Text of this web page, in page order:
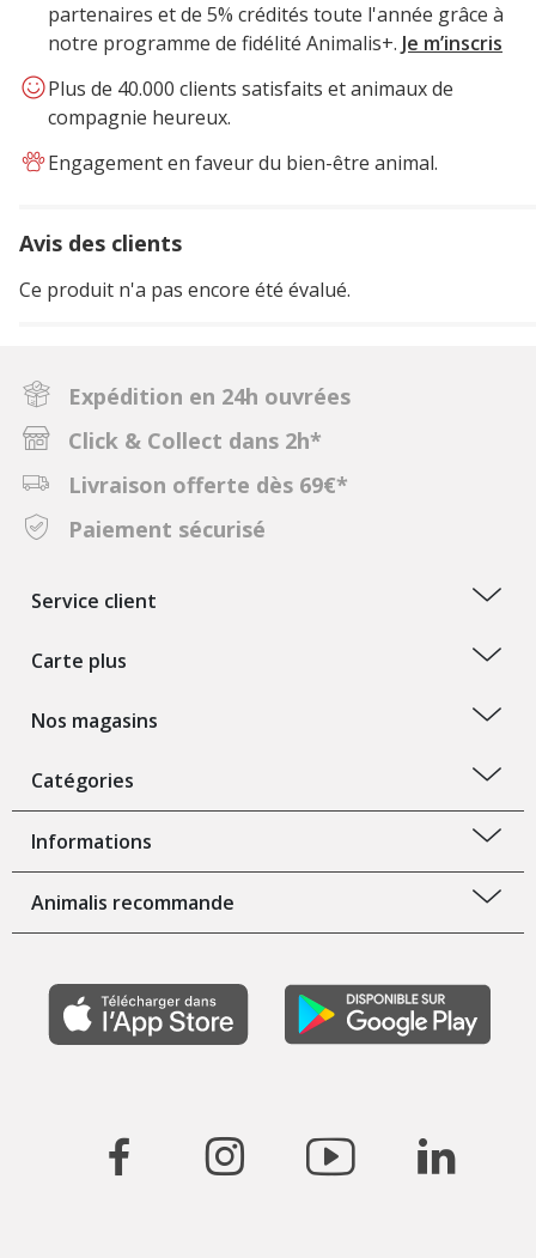
partenaires et de 5% crédités toute l'année grâce à
notre programme de fidélité Animalis+. Je m’inscris
Plus de 40.000 clients satisfaits et animaux de
compagnie heureux.
Engagement en faveur du bien-être animal.
Avis des clients
Ce produit n'a pas encore été évalué.
Expédition en 24h ouvrées
Click & Collect dans 2h*
Livraison offerte dès 69€*
Paiement sécurisé
Service client
Carte plus
Nos magasins
Catégories
Informations
Animalis recommande